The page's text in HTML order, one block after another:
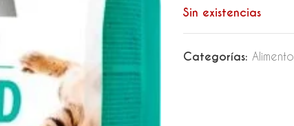
Sin existencias
Categorías: Alimento